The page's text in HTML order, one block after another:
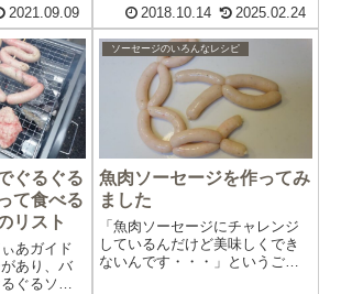
氷水 200g
...
2021.09.09
ぐに焼いて食べられるので、屋
外でバーベキューをするときに
サルシッチャソーセージをその
場で作って食べるのもおすすめ
です。ウインナーよ...
2018.10.14 2025.02.24
ぐるぐる
て食べる
リスト
あガイド
あり、バ
ぐるソー
ソーセージのいろんなレシピ
魚肉ソーセージを作ってみ
ました
「魚肉ソーセージにチャレンジ
しているんだけど美味しくでき
ないんです・・・」というご連